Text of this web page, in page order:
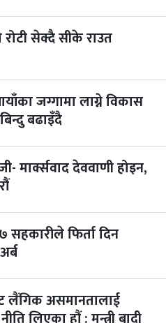
सेक्दै सीके राउत
जग्गामा लाग्ने विकास
बढाइँदै
मार्क्सवाद देववाणी होइन,
सहकारीले फिर्ता दिन
लैंगिक असमानतालाई